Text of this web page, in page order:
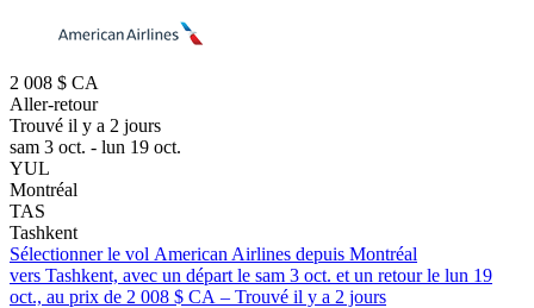
2 008 $ CA
Aller-retour
Trouvé il y a 2 jours
sam 3 oct. - lun 19 oct.
YUL
Montréal
TAS
Tashkent
Sélectionner le vol American Airlines depuis Montréal
vers Tashkent, avec un départ le sam 3 oct. et un retour le lun 19
oct., au prix de 2 008 $ CA – Trouvé il y a 2 jours